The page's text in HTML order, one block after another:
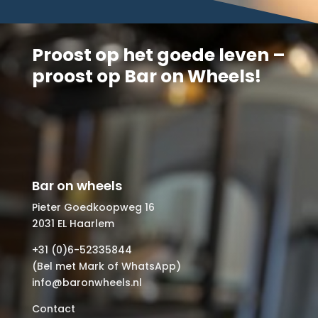
Proost op het goede leven –
proost op Bar on Wheels!
Bar on wheels
Pieter Goedkoopweg 16
2031 EL Haarlem
+31 (0)6-52335844
(Bel met Mark of WhatsApp)
info@baronwheels.nl
Contact